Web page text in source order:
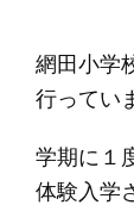
網田小学
行ってい
学期に１
体験入学